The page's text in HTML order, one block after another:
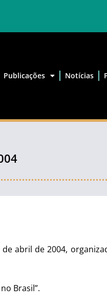
Publicações Notícias
abril de 2004,
Brasil”.